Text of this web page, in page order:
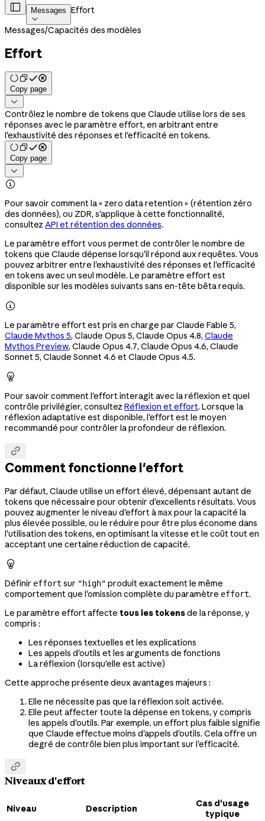
 Messages

Effort
Messages/Capacités des modèles
Effort
Copy page

Contrôlez le nombre de tokens que Claude utilise lors de ses
réponses avec le paramètre effort, en arbitrant entre
l'exhaustivité des réponses et l'efficacité en tokens.
Copy page


Pour savoir comment la « zero data retention » (rétention zéro
des données), ou ZDR, s'applique à cette fonctionnalité,
consultez API et rétention des données.
Le paramètre effort vous permet de contrôler le nombre de
tokens que Claude dépense lorsqu'il répond aux requêtes. Vous
pouvez arbitrer entre l'exhaustivité des réponses et l'efficacité
en tokens avec un seul modèle. Le paramètre effort est
disponible sur les modèles suivants sans en-tête bêta requis.

Le paramètre effort est pris en charge par Claude Fable 5,
Claude Mythos 5, Claude Opus 5, Claude Opus 4.8, Claude
Mythos Preview, Claude Opus 4.7, Claude Opus 4.6, Claude
Sonnet 5, Claude Sonnet 4.6 et Claude Opus 4.5.

Pour savoir comment l'effort interagit avec la réflexion et quel
contrôle privilégier, consultez Réflexion et effort. Lorsque la
réflexion adaptative est disponible, l'effort est le moyen
recommandé pour contrôler la profondeur de réflexion.

Comment fonctionne l'effort
Par défaut, Claude utilise un effort élevé, dépensant autant de
tokens que nécessaire pour obtenir d'excellents résultats. Vous
pouvez augmenter le niveau d'effort àmaxpour la capacité la
plus élevée possible, ou le réduire pour être plus économe dans
l'utilisation des tokens, en optimisant la vitesse et le coût tout en
acceptant une certaine réduction de capacité.

Définir effort sur "high" produit exactement le même
comportement que l'omission complète du paramètre effort.
Le paramètre effort affecte tous les tokensde la réponse, y
compris :
Les réponses textuelles et les explications
Les appels d'outils et les arguments de fonctions
La réflexion (lorsqu'elle est active)
Cette approche présente deux avantages majeurs :
Elle ne nécessite pas que la réflexion soit activée.
Elle peut affecter toute la dépense en tokens, y compris
les appels d'outils. Par exemple, un effort plus faible signifie
que Claude effectue moins d'appels d'outils. Cela offre un
degré de contrôle bien plus important sur l'efficacité.

Niveaux d'effort
Niveau Description
Cas d'usage
typique